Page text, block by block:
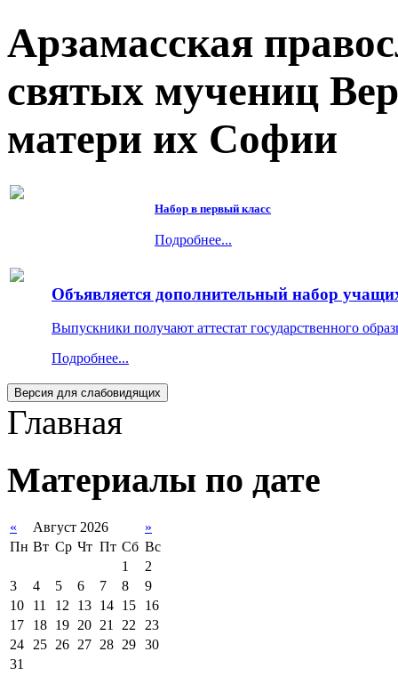
Арзамасская
святых мучениц
матери их Софии
Набор в первый класс
Подробнее...
Объявляется дополнительный набор
Выпускники получают аттестат государственного
Подробнее...
Главная
Материалы по дате
« Август 2026
»
Пн Вт Ср Чт Пт Сб Вс
1
2
3
4 5 6 7 8
9
10
11 12 13 14 15
16
17
18 19 20 21 22
23
24
25 26 27 28 29 30
31